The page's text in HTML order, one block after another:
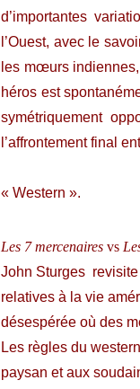
d’importantes
l’Ouest, avec le
les mœurs
héros est
symétriquement
l’affrontement final
« Western ».
Les 7 mercenaires vs
John Sturges
relatives à la vie
désespérée où des
Les règles du
paysan et aux